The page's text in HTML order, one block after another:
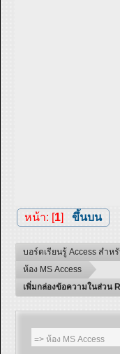
หน้า: [1] ขึ้นบน
บอร์ดเรียนรู้ Access สำห
ห้อง MS Access
เพิ่มกล่องข้อความในส่วน